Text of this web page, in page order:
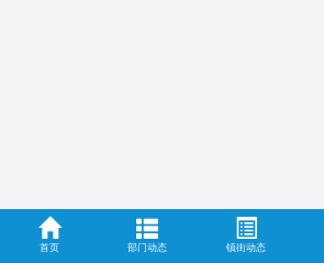
首页 部门动态 镇街动态